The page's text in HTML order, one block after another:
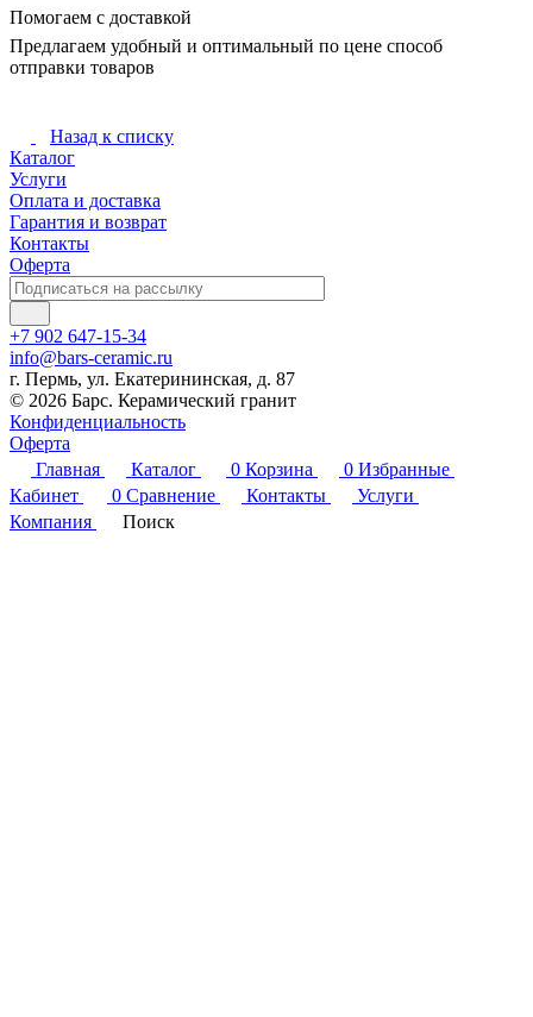
Помогаем с доставкой
Предлагаем удобный и оптимальный по цене способ
отправки товаров
Назад к списку
Каталог
Услуги
Оплата и доставка
Гарантия и возврат
Контакты
Оферта
+7 902 647-15-34
info@bars-ceramic.ru
г. Пермь, ул. Екатерининская, д. 87
© 2026 Барс. Керамический гранит
Конфиденциальность
Оферта
Главная
Каталог 0 Корзина 0 Избранные
Кабинет
0 Сравнение Контакты
Услуги
Компания
Поиск